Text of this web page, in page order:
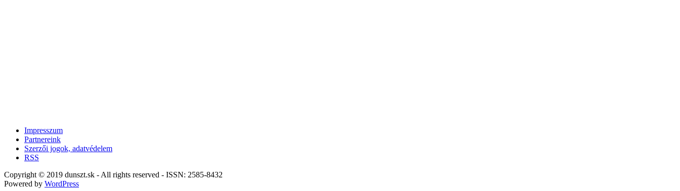
Impresszum
Partnereink
Szerzői jogok, adatvédelem
RSS
Copyright © 2019 dunszt.sk - All rights reserved - ISSN: 2585-8432
Powered by WordPress